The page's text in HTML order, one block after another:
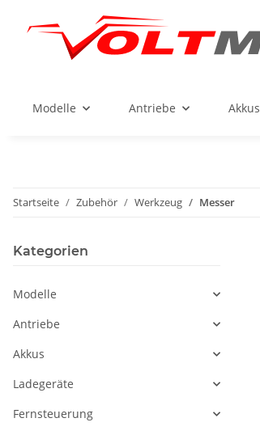
Modelle Antriebe Akkus
Startseite Zubehör Werkzeug Messer
Kategorien
Modelle
Antriebe
Akkus
Ladegeräte
Fernsteuerung